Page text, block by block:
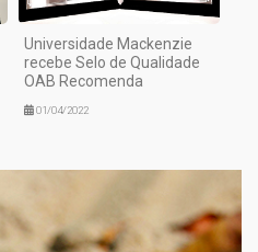
Universidade Mackenzie
recebe Selo de Qualidade
OAB Recomenda
01/04/2022